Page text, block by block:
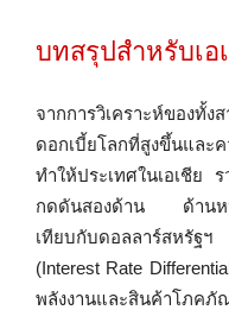
บทสรุปสำหรับเอ
จากการวิเคราะห์ของทั้
ดอกเบี้ยโลกที่สูงขึ้นและ
ทำให้ประเทศในเอเชีย
กดดันสองด้าน ด้านหนึ่
เทียบกับดอลลาร์สหรัฐฯ
(Interest Rate
พลังงานและสินค้าโภคภั